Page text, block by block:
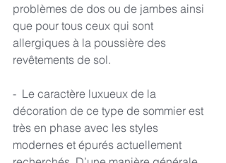
problèmes de dos ou de jambes ainsi
que pour tous ceux qui sont
allergiques à la poussière des
revêtements de sol.
-  Le caractère luxueux de la
décoration de ce type de sommier est
très en phase avec les styles
modernes et épurés actuellement